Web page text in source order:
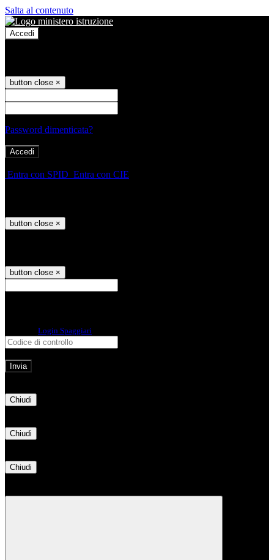
Salta al contenuto
Accedi
button close ×
Password dimenticata?
Entra con SPID Entra con CIE
button close ×
button close ×
Login Spaggiari
Chiudi
Chiudi
Chiudi